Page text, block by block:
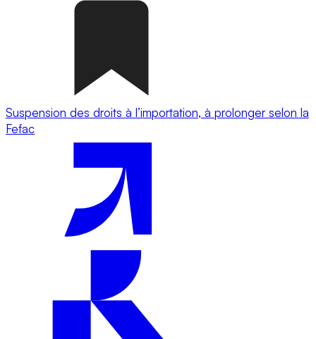
Suspension des droits à l’importation, à prolonger selon la
Fefac